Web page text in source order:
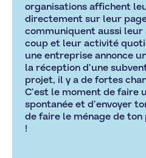
organisations affichent
directement sur leur
communiquent aussi
coup et leur activité
une entreprise annonce
la réception d’une
projet, il y a de fortes
C’est le moment de faire
spontanée et d’envoyer
de faire le ménage de
!